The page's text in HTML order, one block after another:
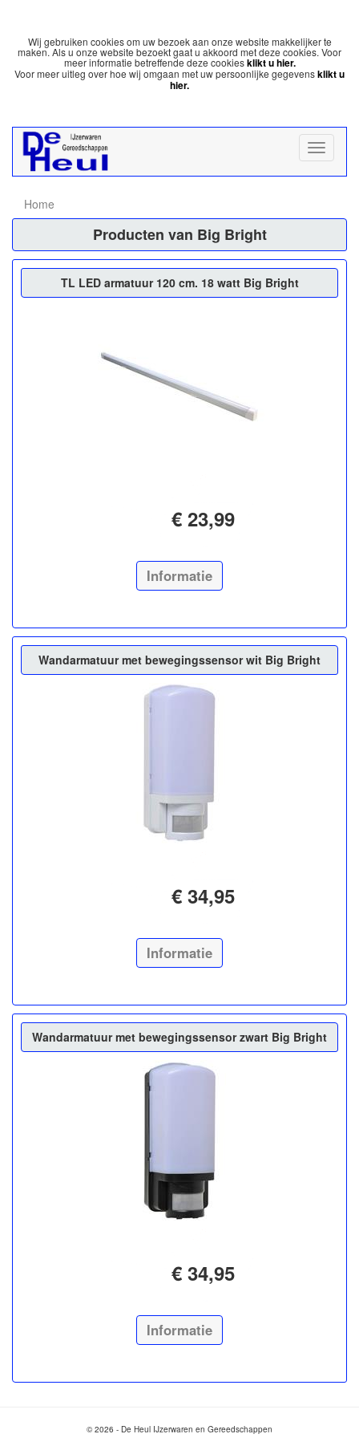
Wij gebruiken cookies om uw bezoek aan onze website makkelijker te
maken. Als u onze website bezoekt gaat u akkoord met deze cookies. Voor
meer informatie betreffende deze cookiesklikt u hier.
Voor meer uitleg over hoe wij omgaan met uw persoonlijke gegevensklikt u
hier.
Home
Producten van Big Bright
TL LED armatuur 120 cm. 18 watt Big Bright
€ 23,99
Informatie
Wandarmatuur met bewegingssensor wit Big Bright
€ 34,95
Informatie
Wandarmatuur met bewegingssensor zwart Big Bright
€ 34,95
Informatie
© 2026 - De Heul IJzerwaren en Gereedschappen